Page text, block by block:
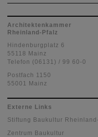
Architektenkammer
Rheinland-Pfalz
Hindenburgplatz 6
55118 Mainz
Telefon (06131) / 99 60-0
Postfach 1150
55001 Mainz
Externe Links
Stiftung Baukultur
Zentrum Baukultur